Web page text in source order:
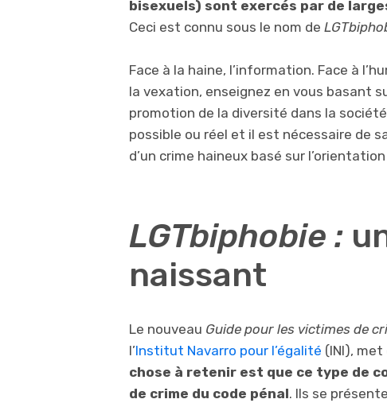
bisexuels) sont exercés par de
Ceci est connu sous le nom de
Face à la haine, l’information. Face à
la vexation, enseignez en vous basant
promotion de la diversité dans la
possible ou réel et il est nécessaire de
d’un crime haineux basé sur
LGTbiphobie :
naissant
Le nouveau Guide pour les victimes de
l’Institut Navarro pour l’égalité (INI),
chose à retenir est que ce type de
de crime du code pénal. Ils se